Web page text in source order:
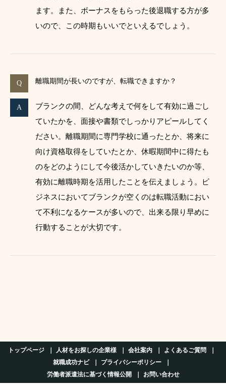
ます。また、ボーナスをもらった後退職する方が多
いので、この時期もいいでといえるでしょう。
離職期間が長いのですが、転職できますか？
ブランクの間、どんな考えで何をして有効に過ごし
ていたかを、面接や書類でしっかりアピールしてく
ださい。離職期間に専門学校に通ったとか、将来に
向け資格取得をしていたとか、休暇期間中に得たも
のをどのようにして今後活かしていきたいのか等、
有効に離職時期を活用したことを伝えましょう。ビ
ジネスにおいてブランクが空くのは転職活動におい
て不利になるケースが多いので、出来る限り早めに
行動することが大切です。
トップページ 人材をお探しの企業様 会社案内
よくあるご質問
就職成功ナビ
プライバシーポリシー
労働者派遣法に基づく情報公開
お問い合わせ